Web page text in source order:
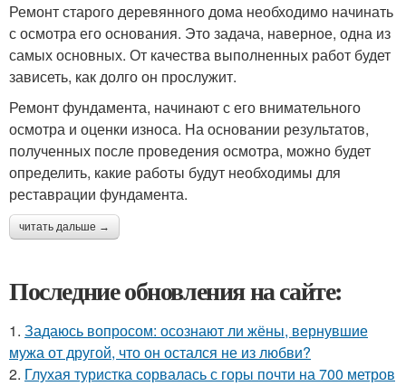
Ремонт старого деревянного дома необходимо начинать
с осмотра его основания. Это задача, наверное, одна из
самых основных. От качества выполненных работ будет
зависеть, как долго он прослужит.
Ремонт фундамента, начинают с его внимательного
осмотра и оценки износа. На основании результатов,
полученных после проведения осмотра, можно будет
определить, какие работы будут необходимы для
реставрации фундамента.
читать дальше →
Последние обновления на сайте:
1. Задаюсь вопросом: осознают ли жёны, вернувшие
мужа от другой, что он остался не из любви?
2. Глухая туристка сорвалась с горы почти на 700 метров